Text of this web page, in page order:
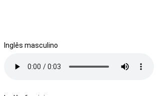
Inglês masculino